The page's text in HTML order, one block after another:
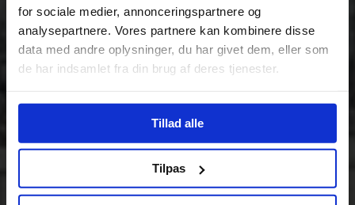
for sociale medier, annonceringspartnere og
analysepartnere. Vores partnere kan kombinere disse
data med andre oplysninger, du har givet dem, eller som
de har indsamlet fra din brug af deres tjenester.
Tillad alle
Tilpas